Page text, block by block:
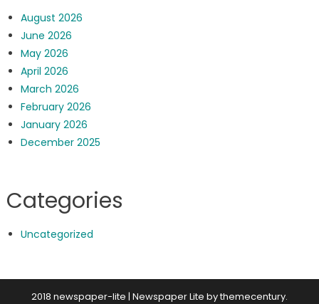
August 2026
June 2026
May 2026
April 2026
March 2026
February 2026
January 2026
December 2025
Categories
Uncategorized
2018 newspaper-lite | Newspaper Lite bythemecentury.